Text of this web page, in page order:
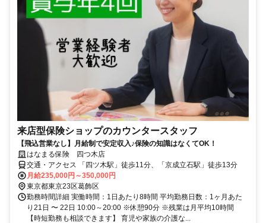
来店型保険ショップのカウンタースタッフ
【飛込営業なし】月給制で安定収入♪保険の知識はなくてOK！
はなまる保険 四つ木店
交通・アクセス 「四ツ木駅」徒歩11分、「京成立石駅」徒歩13分
月給235,000円～350,000円
東京都東京23区葛飾区
勤務時間詳細 実働時間：1日あたり8時間 平均勤務日数：1ヶ月あた
り21日 〜 22日 10:00～20:00 ※休憩90分 ※残業は月平均10時間
【時短勤務も相談できます】 育児や家族の介護な...